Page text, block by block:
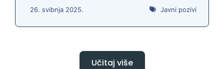
26. svibnja 2025. Javni pozivi
Učitaj više